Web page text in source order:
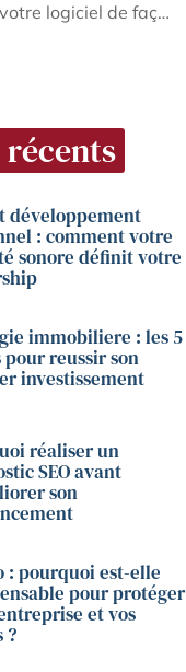
Comment utiliser votre logiciel de façon optimale ?
développement
: comment votre
sonore définit votre
immobiliere : les 5
reussir son
investissement
réaliser un
SEO avant
son
: pourquoi est-elle
pour protéger
et vos
?